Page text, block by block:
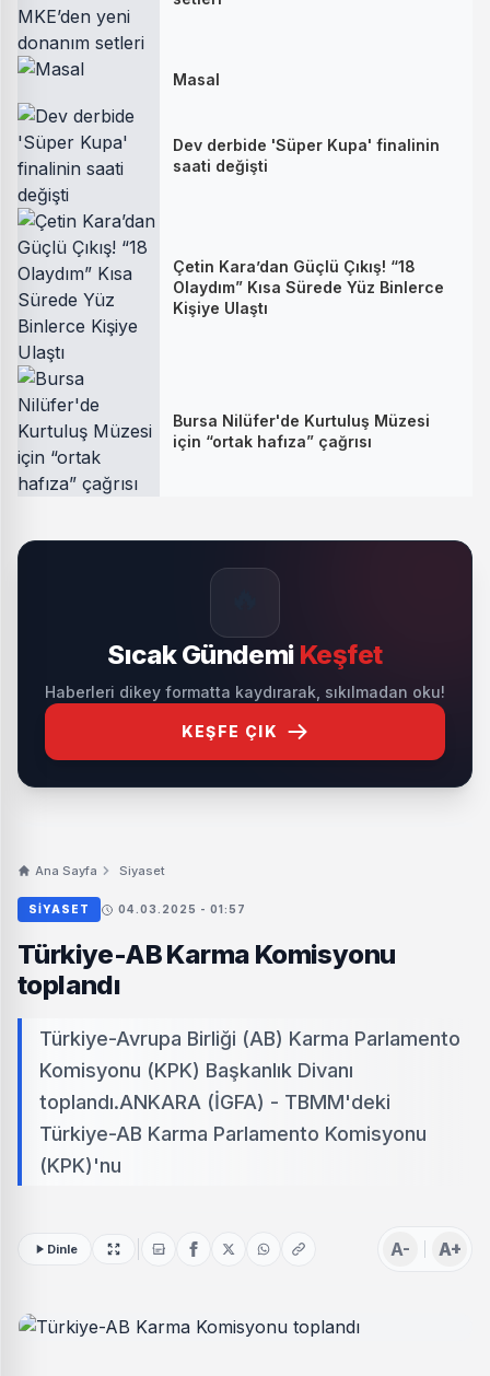
Masal
Dev derbide 'Süper Kupa' finalinin
saati değişti
Çetin Kara’dan Güçlü Çıkış! “18
Olaydım” Kısa Sürede Yüz Binlerce
Kişiye Ulaştı
Bursa Nilüfer'de Kurtuluş Müzesi
için “ortak hafıza” çağrısı
Sıcak Gündemi Keşfet
Haberleri dikey formatta kaydırarak, sıkılmadan oku!
KEŞFE ÇIK
Ana Sayfa Siyaset
SIYASET 04.03.2025 - 01:57
Türkiye-AB Karma Komisyonu
toplandı
Türkiye-Avrupa Birliği (AB) Karma Parlamento
Komisyonu (KPK) Başkanlık Divanı
toplandı.ANKARA (İGFA) - TBMM'deki
Türkiye-AB Karma Parlamento Komisyonu
(KPK)'nu
Dinle A- A+